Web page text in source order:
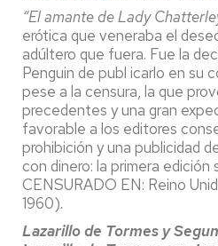
“El amante de Lady
erótica que veneraba el
adúltero que fuera. Fue la
Penguin de publ icarlo en su
pese a la censura, la que
precedentes y una gran
favorable a los editores
prohibición y una publicidad
con dinero: la primera edición
CENSURADO EN: Reino
1960).
Lazarillo de Tormes y